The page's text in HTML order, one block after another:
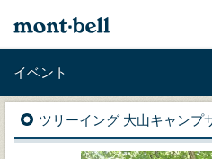
イベント
ツリーイング 大山キャンプ